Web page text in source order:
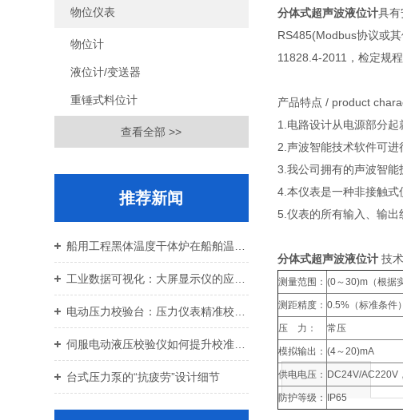
物位仪表
物位计
液位计/变送器
重锤式料位计
查看全部 >>
推荐新闻
伺服电动液压校验仪如何提升校准效率与重复性
台式压力泵的“抗疲劳”设计细节
分体式超声波液位计具有
RS485(Modbus协议或
11828.4-2011，检定规
产品特点 / product
1.电路设计从电源部分起
2.声波智能技术软件可进
3.我公司拥有的声波智能
4.本仪表是一种非接触式
5.仪表的所有输入、输出
分体式超声波液位计技术
测量范围： (0～30)m（根据
测距精度： 0.5%（标准条件）
压 力： 常压
模拟输出： (4～20)mA
供电电压： DC24V/AC220V
防护等级： IP65